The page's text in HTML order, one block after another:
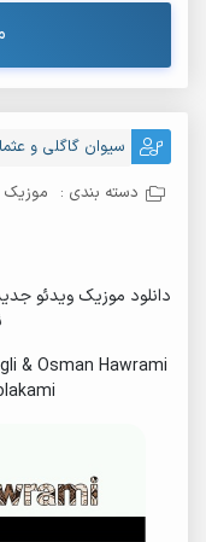
سیوان گاگلی و
دسته بندی :
موزیک
دانلود موزیک ویدئو
& Osman Hawrami